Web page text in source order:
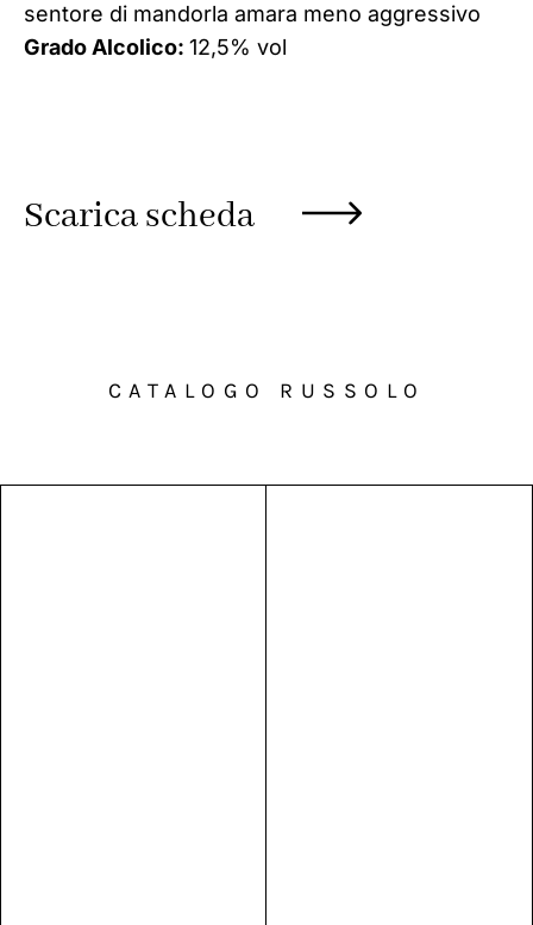
sentore di mandorla amara meno aggressivo
Grado Alcolico: 12,5% vol
Scarica scheda
CATALOGO RUSSOLO